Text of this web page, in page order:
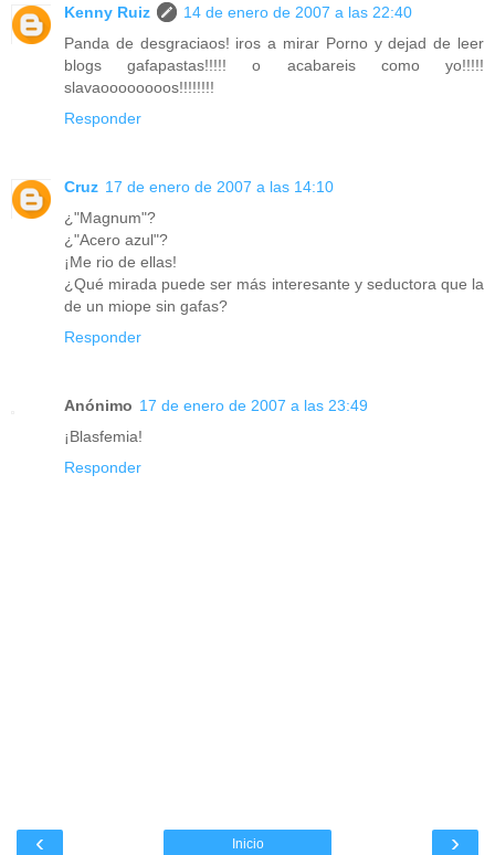
Kenny Ruiz
14 de enero de 2007 a las 22:40
Panda de desgraciaos! iros a mirar Porno y dejad de leer
blogs gafapastas!!!!! o acabareis como yo!!!!!
slavaoooooooos!!!!!!!!
Responder
Cruz 17 de enero de 2007 a las 14:10
¿"Magnum"?
¿"Acero azul"?
¡Me rio de ellas!
¿Qué mirada puede ser más interesante y seductora que la
de un miope sin gafas?
Responder
Anónimo 17 de enero de 2007 a las 23:49
¡Blasfemia!
Responder
‹ ›
Inicio